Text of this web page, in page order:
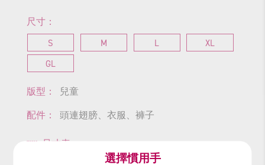
尺寸：
S M L
XL
GL
版型： 兒童
配件： 頭連翅膀、衣服、褲子
尺寸表
選擇慣用手